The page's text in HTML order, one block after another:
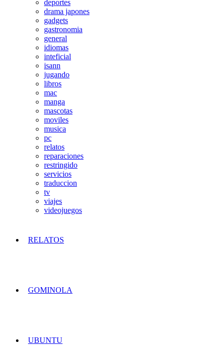
deportes
drama japones
gadgets
gastronomia
general
idiomas
inteficial
isann
jugando
libros
mac
manga
mascotas
moviles
musica
pc
relatos
reparaciones
restringido
servicios
traduccion
tv
viajes
videojuegos
RELATOS
GOMINOLA
UBUNTU